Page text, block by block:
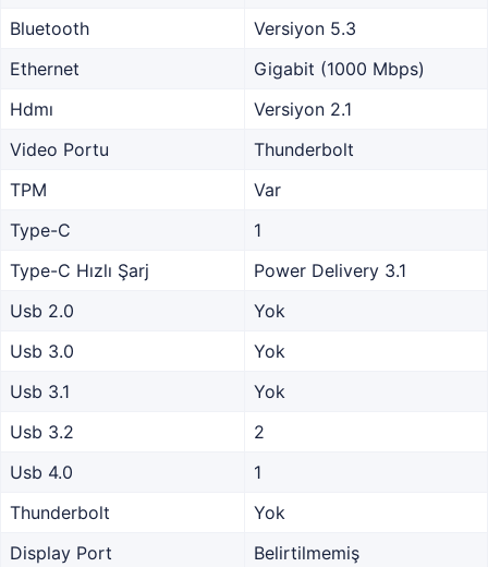
Bluetooth
Versiyon 5.3
Ethernet
Gigabit (1000 Mbps)
Hdmı
Versiyon 2.1
Video Portu
Thunderbolt
TPM
Var
Type-C
1
Type-C Hızlı Şarj
Power Delivery 3.1
Usb 2.0
Yok
Usb 3.0
Yok
Usb 3.1
Yok
Usb 3.2
2
Usb 4.0
1
Thunderbolt
Yok
Display Port
Belirtilmemiş